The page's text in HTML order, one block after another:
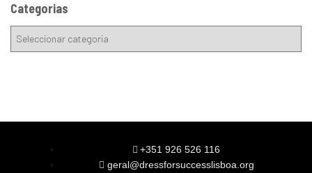
Categorias
+351 926 526 116
geral@dressforsuccesslisboa.org